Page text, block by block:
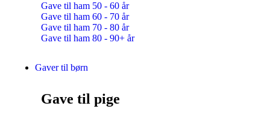
Gave til ham 50 - 60 år
Gave til ham 60 - 70 år
Gave til ham 70 - 80 år
Gave til ham 80 - 90+ år
Gaver til børn
Gave til pige